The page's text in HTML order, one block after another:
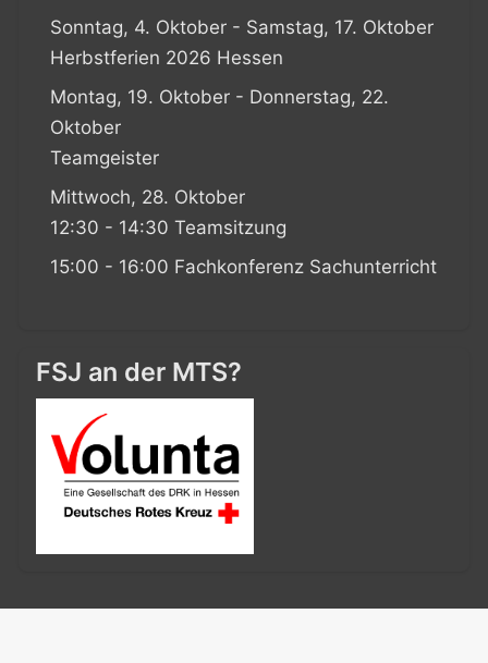
Sonntag, 4. Oktober - Samstag, 17. Oktober
Herbstferien 2026 Hessen
Montag, 19. Oktober - Donnerstag, 22.
Oktober
Teamgeister
Mittwoch, 28. Oktober
12:30 - 14:30 Teamsitzung
15:00 - 16:00 Fachkonferenz Sachunterricht
FSJ an der MTS?